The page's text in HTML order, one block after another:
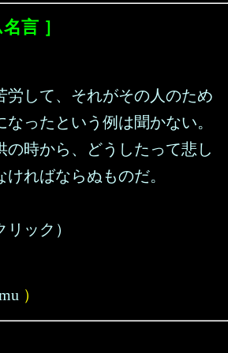
言 ］
労して、それがその人のため
なったという例は聞かない。
の時から、どうしたって悲し
ければならぬものだ。
ック）
）